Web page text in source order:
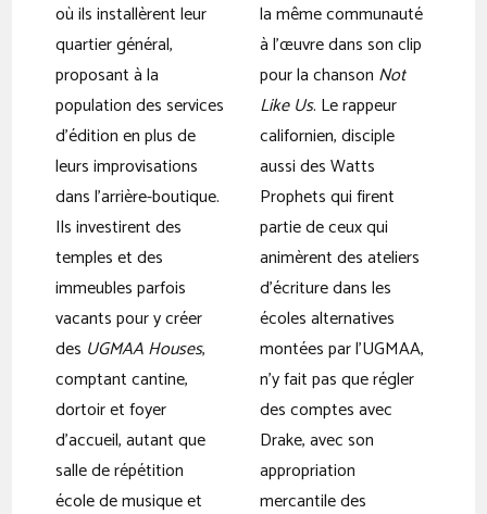
où ils installèrent leur
quartier général,
proposant à la
population des services
d’édition en plus de
leurs improvisations
dans l’arrière-boutique.
Ils investirent des
temples et des
immeubles parfois
vacants pour y créer
des UGMAA Houses,
comptant cantine,
dortoir et foyer
d’accueil, autant que
salle de répétition
école de musique et
la même communauté
à l’œuvre dans son clip
pour la chanson Not
Like Us. Le rappeur
californien, disciple
aussi des Watts
Prophets qui firent
partie de ceux qui
animèrent des ateliers
d’écriture dans les
écoles alternatives
montées par l’UGMAA,
n’y fait pas que régler
des comptes avec
Drake, avec son
appropriation
mercantile des